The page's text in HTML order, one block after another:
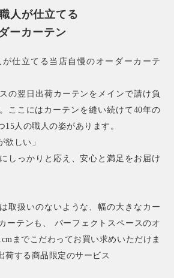
人が仕立てる
ーカーテン
仕立てる当店自慢のオーダーカーテ
の翌日出荷カーテンをメインで請け負
ここにはカーテンを縫い続けて40年の
15人の職人の姿があります。
欲しい」
しっかりと応え、安心と満足をお届け
取扱いのないような、幅の大きなカー
ーテンも、 パーフェクトスペースのオ
までこだわってお買い求めいただけま
する商品限定のサービス